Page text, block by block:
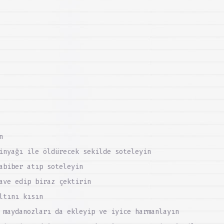
ile öldürecek sekilde soteleyin
atıp soteleyin
edip biraz çektirin
kısın
da ekleyip ve iyice harmanlayın